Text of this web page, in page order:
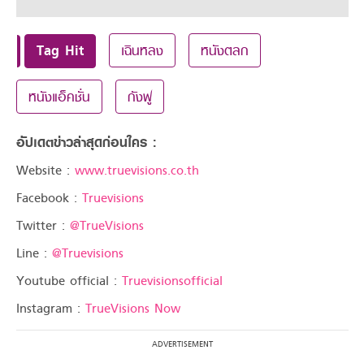
Tag Hit เฉินหลง หนังตลก
หนังแอ็คชั่น กังฟู
อัปเดตข่าวล่าสุดก่อนใคร :
Website : www.truevisions.co.th
Facebook : Truevisions
Twitter : @TrueVisions
Line : @Truevisions
Youtube official : Truevisionsofficial
Instagram : TrueVisions Now